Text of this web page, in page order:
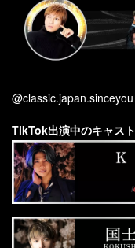
@classic.japan.sinceyou
TikTok出演中のキャスト